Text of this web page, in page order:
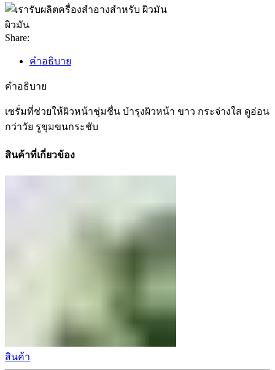
ผิวมัน
Share:
คำอธิบาย
คำอธิบาย
เซรั่มที่ช่วยให้ผิวหน้าชุ่มชื่น บำรุงผิวหน้า ขาว กระจ่างใส ดูอ่อน
กว่าวัย รูขุมขนกระชับ
สินค้าที่เกี่ยวข้อง
สินค้า